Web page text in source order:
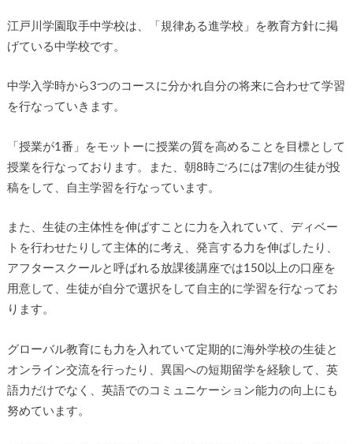
江戸川学園取手中学校は、「規律ある進学校」を教育方針に掲
げている中学校です。
中学入学時から3つのコースに分かれ自分の将来に合わせて学習
を行なっていきます。
「授業が1番」をモットーに授業の質を高めることを目標として
授業を行なっております。また、朝8時ごろには7割の生徒が投
稿をして、自主学習を行なっています。
また、生徒の主体性を伸ばすことに力を入れていて、ディベー
トを行わせたりして主体的に考え、発言する力を伸ばしたり、
アフタースクールと呼ばれる放課後講座では150以上の口座を
用意して、生徒が自分で選択をして自主的に学習を行なってお
ります。
グローバル教育にも力を入れていて定期的に海外学校の生徒と
オンライン交流を行ったり、異国への短期留学を経験して、英
語力だけでなく、英語でのコミュニケーション能力の向上にも
努めています。